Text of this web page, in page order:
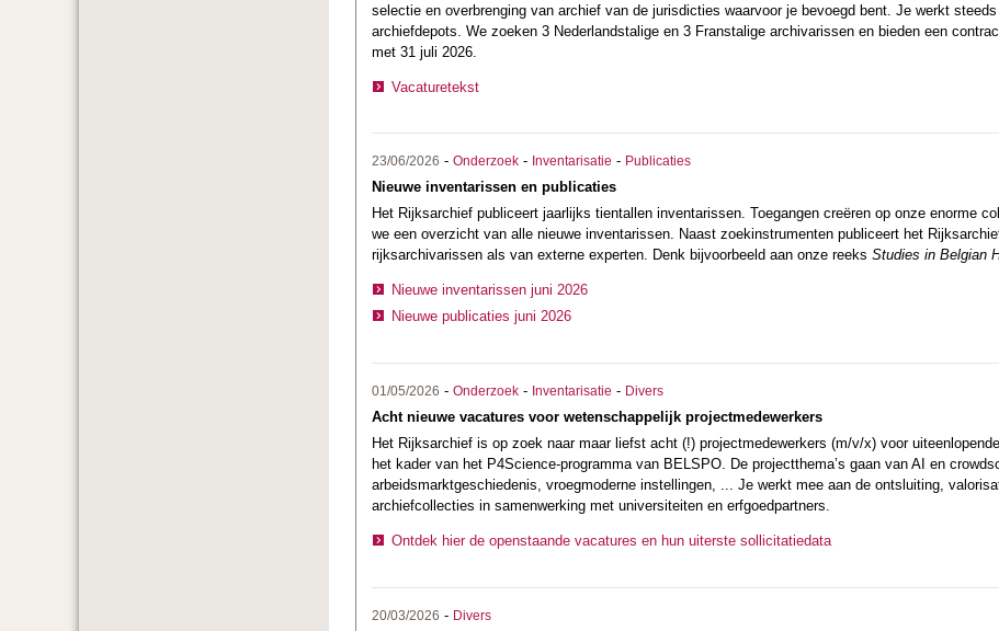
selectie en overbrenging van archief van de jurisdicties waarvoor je bevoegd bent. Je werkt
archiefdepots. We zoeken 3 Nederlandstalige en 3 Franstalige archivarissen en bieden een
met 31 juli 2026.
Vacaturetekst
23/06/2026 - Onderzoek- Inventarisatie - Publicaties
Nieuwe inventarissen en publicaties
Het Rijksarchief publiceert jaarlijks tientallen inventarissen. Toegangen creëren op onze enorme
we een overzicht van alle nieuwe inventarissen. Naast zoekinstrumenten publiceert het
rijksarchivarissen als van externe experten. Denk bijvoorbeeld aan onze reeks Studies in Belgian
Nieuwe inventarissen juni 2026
Nieuwe publicaties juni 2026
01/05/2026 - Onderzoek- Inventarisatie - Divers
Acht nieuwe vacatures voor wetenschappelijk projectmedewerkers
Het Rijksarchief is op zoek naar maar liefst acht (!) projectmedewerkers (m/v/x) voor
het kader van het P4Science-programma van BELSPO. De projectthema’s gaan van AI en
arbeidsmarktgeschiedenis, vroegmoderne instellingen, ... Je werkt mee aan de ontsluiting,
archiefcollecties in samenwerking met universiteiten en erfgoedpartners.
Ontdek hier de openstaande vacatures en hun uiterste sollicitatiedata
20/03/2026 - Divers